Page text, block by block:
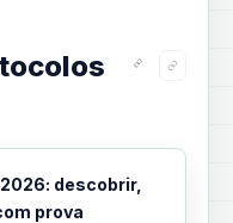
descobrir,
prova